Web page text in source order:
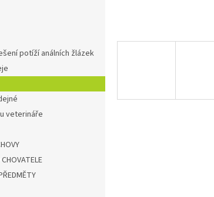
potíží análních žlázek
veterináře